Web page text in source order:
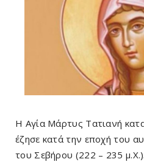
Η Αγία Μάρτυς Τατιανή
έζησε κατά την εποχή του
του Σεβήρου (222 – 235